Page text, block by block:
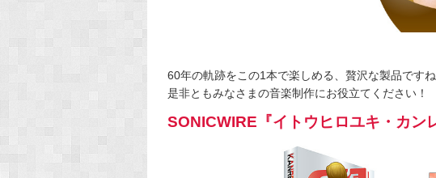
60年の軌跡をこの1本で楽しめる、贅沢な製品です
是非ともみなさまの音楽制作にお役立てください！
SONICWIRE『イトウヒロユキ・カン